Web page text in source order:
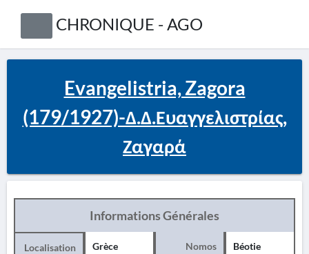
CHRONIQUE - AGO
Evangelistria, Zagora
(179/1927)-Δ.Δ.Ευαγγελιστρίας,
Ζαγαρά
Informations Générales
Localisation
Grèce
Nomos Béotie